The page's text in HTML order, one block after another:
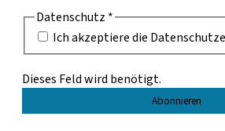
Datenschutz *
Ich akzeptiere die
Dieses Feld wird benötigt.